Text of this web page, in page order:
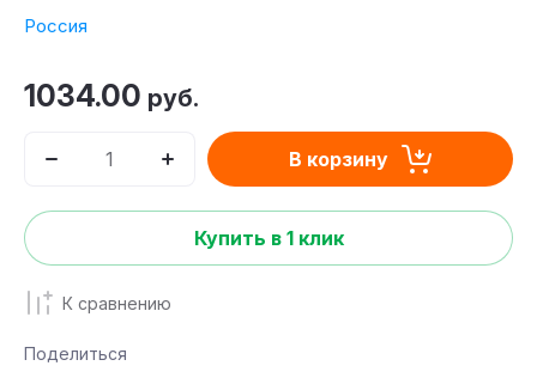
Россия
1034.00 руб.
В корзину
Купить в 1 клик
К сравнению
Поделиться